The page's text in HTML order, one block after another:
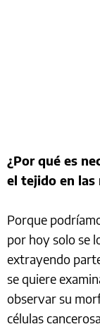
¿Por qué es
el tejido en las
Porque
por hoy solo se
extrayendo
se quiere
observar su
células